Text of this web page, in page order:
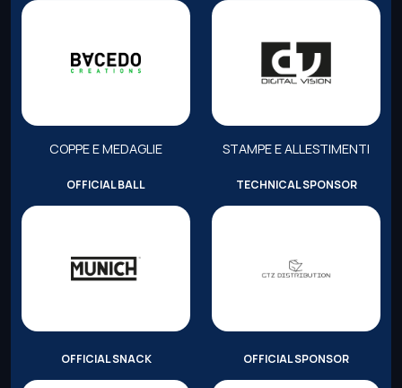
COPPE E MEDAGLIE STAMPE E ALLESTIMENTI
OFFICIAL BALL TECHNICAL SPONSOR
OFFICIAL SNACK OFFICIAL SPONSOR